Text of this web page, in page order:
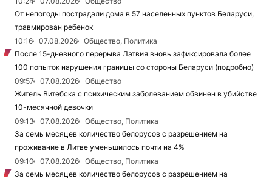
От непогоды пострадали дома в 57 населенных пунктов Беларуси,
травмирован ребенок
10:16
07.08.2026
Общество, Политика
После 15-дневного перерыва Латвия вновь зафиксировала более
100 попыток нарушения границы со стороны Беларуси (подробно)
09:57
07.08.2026
Общество
Житель Витебска с психическим заболеванием обвинен в убийстве
10-месячной девочки
09:13
07.08.2026
Общество, Политика
За семь месяцев количество белорусов с разрешением на
проживание в Литве уменьшилось почти на 4%
09:10
07.08.2026
Общество, Политика
За семь месяцев количество белорусов с разрешением на